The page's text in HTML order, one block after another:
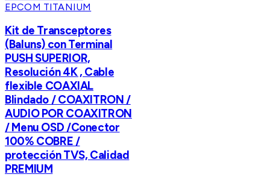
EPCOM TITANIUM
Kit de Transceptores
(Baluns) con Terminal
PUSH SUPERIOR,
Resolución 4K , Cable
flexible COAXIAL
Blindado / COAXITRON /
AUDIO POR COAXITRON
/ Menu OSD /Conector
100% COBRE /
protección TVS, Calidad
PREMIUM